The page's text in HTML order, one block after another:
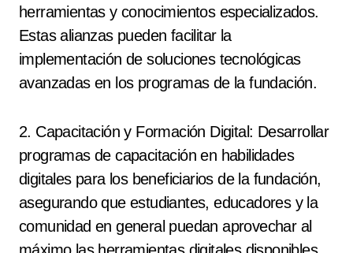
herramientas y conocimientos especializados.
Estas alianzas pueden facilitar la
implementación de soluciones tecnológicas
avanzadas en los programas de la fundación.
2. Capacitación y Formación Digital: Desarrollar
programas de capacitación en habilidades
digitales para los beneficiarios de la fundación,
asegurando que estudiantes, educadores y la
comunidad en general puedan aprovechar al